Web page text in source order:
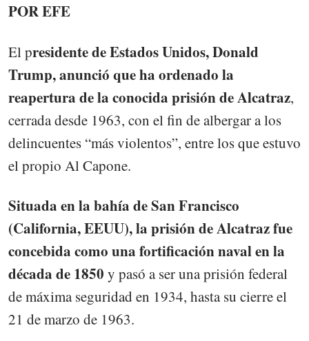
POR EFE
El presidente de Estados Unidos, Donald
Trump, anunció que ha ordenado la
reapertura de la conocida prisión de Alcatraz,
cerrada desde 1963, con el fin de albergar a los
delincuentes “más violentos”, entre los que estuvo
el propio Al Capone.
Situada en la bahía de San Francisco
(California, EEUU), la prisión de Alcatraz fue
concebida como una fortificación naval en la
década de 1850 y pasó a ser una prisión federal
de máxima seguridad en 1934, hasta su cierre el
21 de marzo de 1963.